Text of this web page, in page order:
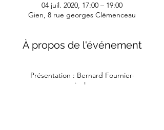
04 juil. 2020, 17:00 – 19:00
Gien, 8 rue georges Clémenceau
À propos de l'événement
Présentation : Bernard Fournier-
musicologue